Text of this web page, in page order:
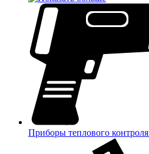
Приборы теплового контроля